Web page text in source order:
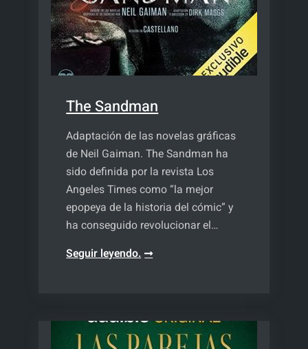
The Sandman
Adaptación de las novelas gráficas
de Neil Gaiman. The Sandman ha
sido definida por la revista Los
Angeles Times como “la mejor
epopeya de la historia del cómic” y
ha conseguido revolucionar el…
Seguir leyendo.The